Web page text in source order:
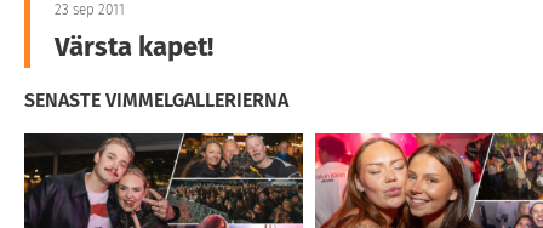
23 sep 2011
Värsta kapet!
SENASTE VIMMELGALLERIERNA